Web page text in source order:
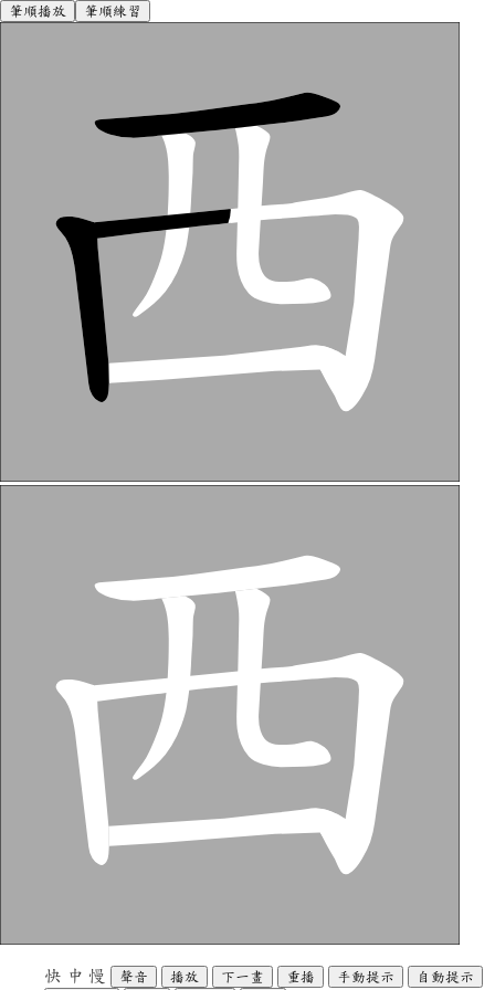
筆順播放 筆順練習
快 中 慢 聲音 播放 下一畫 重播 手動提示 自動提示